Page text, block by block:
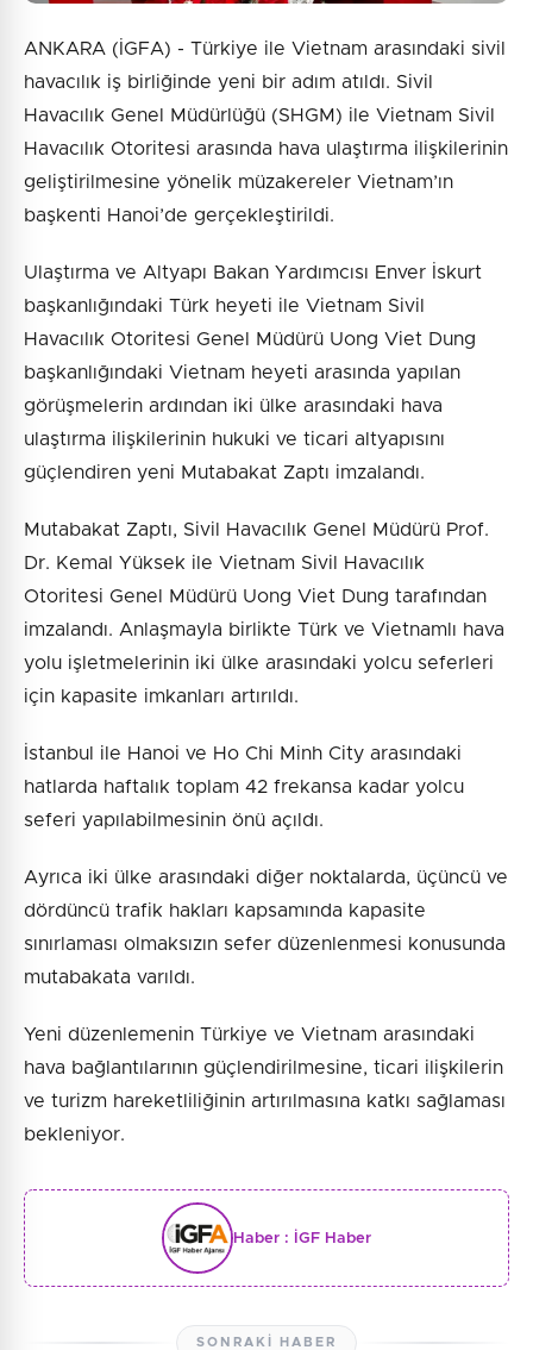
ANKARA (İGFA) - Türkiye ile Vietnam arasındaki sivil
havacılık iş birliğinde yeni bir adım atıldı. Sivil
Havacılık Genel Müdürlüğü (SHGM) ile Vietnam Sivil
Havacılık Otoritesi arasında hava ulaştırma ilişkilerinin
geliştirilmesine yönelik müzakereler Vietnam’ın
başkenti Hanoi’de gerçekleştirildi.
Ulaştırma ve Altyapı Bakan Yardımcısı Enver İskurt
başkanlığındaki Türk heyeti ile Vietnam Sivil
Havacılık Otoritesi Genel Müdürü Uong Viet Dung
başkanlığındaki Vietnam heyeti arasında yapılan
görüşmelerin ardından iki ülke arasındaki hava
ulaştırma ilişkilerinin hukuki ve ticari altyapısını
güçlendiren yeni Mutabakat Zaptı imzalandı.
Mutabakat Zaptı, Sivil Havacılık Genel Müdürü Prof.
Dr. Kemal Yüksek ile Vietnam Sivil Havacılık
Otoritesi Genel Müdürü Uong Viet Dung tarafından
imzalandı. Anlaşmayla birlikte Türk ve Vietnamlı hava
yolu işletmelerinin iki ülke arasındaki yolcu seferleri
için kapasite imkanları artırıldı.
İstanbul ile Hanoi ve Ho Chi Minh City arasındaki
hatlarda haftalık toplam 42 frekansa kadar yolcu
seferi yapılabilmesinin önü açıldı.
Ayrıca iki ülke arasındaki diğer noktalarda, üçüncü ve
dördüncü trafik hakları kapsamında kapasite
sınırlaması olmaksızın sefer düzenlenmesi konusunda
mutabakata varıldı.
Yeni düzenlemenin Türkiye ve Vietnam arasındaki
hava bağlantılarının güçlendirilmesine, ticari ilişkilerin
ve turizm hareketliliğinin artırılmasına katkı sağlaması
bekleniyor.
Haber : İGF Haber
SONRAKI HABER